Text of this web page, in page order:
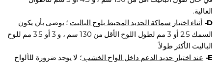
العالية.
D- أثناء اختيار سماكة الحديد المحيط بلوح الباليت ؛ يوصى بأن يكون
السمك 2.5 أو 3 مم لطول اللوح الأقل من 130 سم ، و 3 أو 3.5 مم للوح
الباليت الأكثر طولاً.
E- عند اختيار حديد الدعم داخل الواح الخشب ؛ لا يوجد ضرورة للألواح